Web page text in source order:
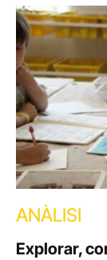
ANÀLISI
Explorar,